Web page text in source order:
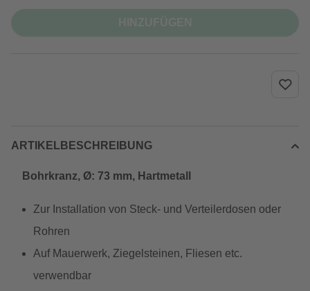
ARTIKELBESCHREIBUNG
Bohrkranz, Ø: 73 mm, Hartmetall
Zur Installation von Steck- und Verteilerdosen oder
Rohren
Auf Mauerwerk, Ziegelsteinen, Fliesen etc.
verwendbar